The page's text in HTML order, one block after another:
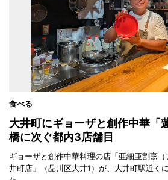
食べる
大井町にギョーザと創作中華
橋に次ぐ都内3店舗目
ギョーザと創作中華料理の店「亜細亜割烹
井町店」（品川区大井1）が、大井町駅近く